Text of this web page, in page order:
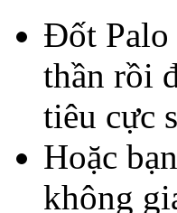
Đốt Palo
thần rồi
tiêu cực
Hoặc
không